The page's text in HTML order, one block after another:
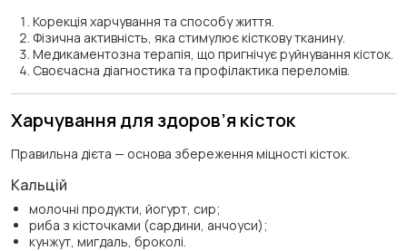
Корекція харчування та способу життя.
Фізична активність, яка стимулює кісткову тканину.
Медикаментозна терапія, що пригнічує руйнування кісток.
Своєчасна діагностика та профілактика переломів.
Харчування для здоров’я кісток
Правильна дієта — основа збереження міцності кісток.
Кальцій
молочні продукти, йогурт, сир;
риба з кісточками (сардини, анчоуси);
кунжут, мигдаль, броколі.